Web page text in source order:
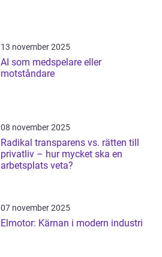
13 november 2025
AI som medspelare eller
motståndare
08 november 2025
Radikal transparens vs. rätten till
privatliv – hur mycket ska en
arbetsplats veta?
07 november 2025
Elmotor: Kärnan i modern industri